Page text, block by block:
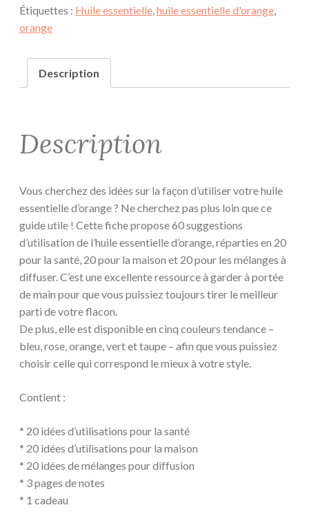
Étiquettes : Huile essentielle huile essentielle d'orange
orange
Description
Description
Vous cherchez des idées sur la façon d’utiliser votre huile
essentielle d’orange ? Ne cherchez pas plus loin que ce
guide utile ! Cette fiche propose 60 suggestions
d’utilisation de l’huile essentielle d’orange, réparties en 20
pour la santé, 20 pour la maison et 20 pour les mélanges à
diffuser. C’est une excellente ressource à garder à portée
de main pour que vous puissiez toujours tirer le meilleur
parti de votre flacon.
De plus, elle est disponible en cinq couleurs tendance –
bleu, rose, orange, vert et taupe – afin que vous puissiez
choisir celle qui correspond le mieux à votre style.
Contient :
* 20 idées d’utilisations pour la santé
* 20 idées d’utilisations pour la maison
* 20 idées de mélanges pour diffusion
* 3 pages de notes
* 1 cadeau